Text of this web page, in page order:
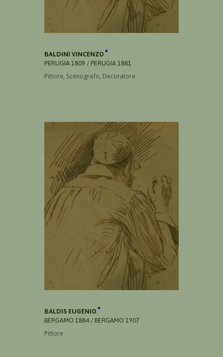
BALDINI VINCENZO
PERUGIA 1809 / PERUGIA 1881
Pittore, Scenografo, Decoratore
BALDIS EUGENIO
BERGAMO 1884 / BERGAMO 1907
Pittore